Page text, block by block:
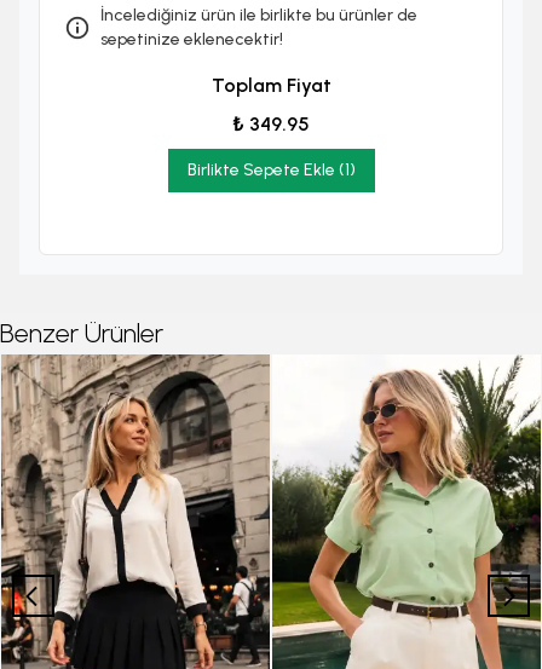
İncelediğiniz ürün ile birlikte bu ürünler de
sepetinize eklenecektir!
Toplam Fiyat
₺ 349.95
Birlikte Sepete Ekle (1)
Benzer Ürünler